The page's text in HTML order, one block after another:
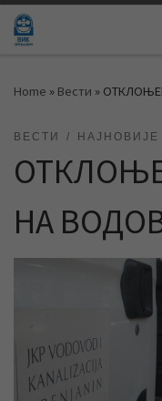
Skip to content
Home » Вести »
ВЕСТИ НАЈНОВИЈЕ
НА